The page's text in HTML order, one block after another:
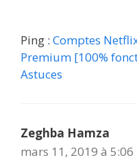
Ping : Comptes
Premium [100%
Astuces
Zeghba Hamza
mars 11, 2019 à